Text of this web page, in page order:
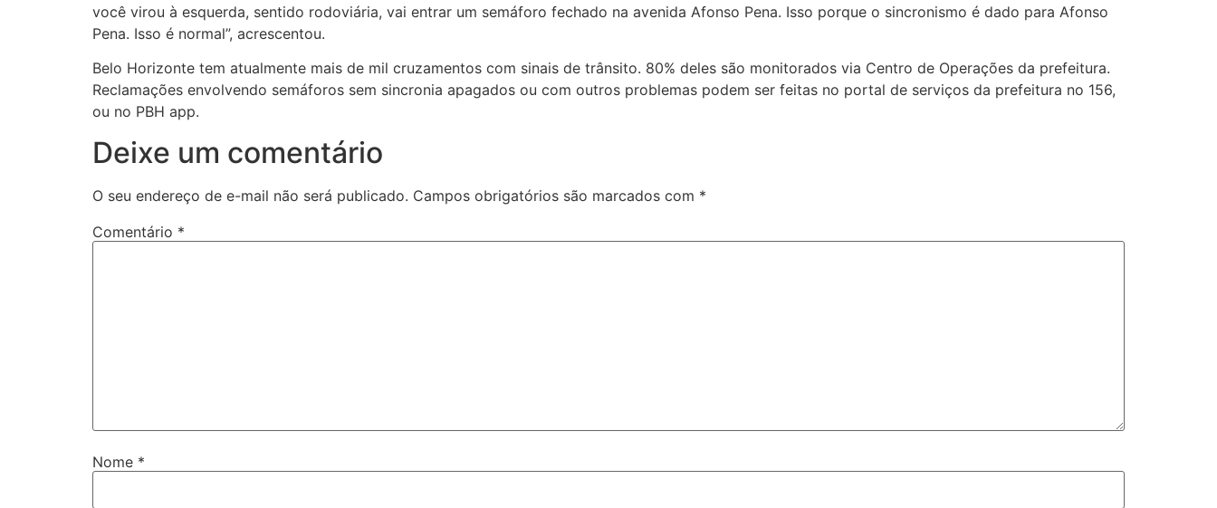
você virou à esquerda, sentido rodoviária, vai entrar um semáforo fechado na avenida Afonso Pena. Isso porque o sincronismo é dado para Afonso
Pena. Isso é normal”, acrescentou.
Belo Horizonte tem atualmente mais de mil cruzamentos com sinais de trânsito. 80% deles são monitorados via Centro de Operações da prefeitura.
Reclamações envolvendo semáforos sem sincronia apagados ou com outros problemas podem ser feitas no portal de serviços da prefeitura no 156,
ou no PBH app.
Deixe um comentário
O seu endereço de e-mail não será publicado. Campos obrigatórios são marcados com *
Comentário *
Nome *